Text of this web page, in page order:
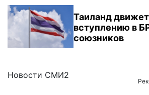
Таиланд
вступлению в
союзников
Новости СМИ2